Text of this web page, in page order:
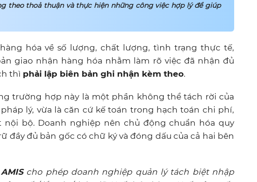
theo thoả thuận và thực hiện những công việc hợp lý để giúp
hóa về số lượng, chất lượng, tình trạng thực tế,
giao nhận hàng hóa nhằm làm rõ việc đã nhận đủ
thì phải lập biên bản ghi nhận kèm theo.
trường hợp này là một phần không thể tách rời của
lý, vừa là căn cứ kế toán trong hạch toán chi phí,
bộ. Doanh nghiệp nên chủ động chuẩn hóa quy
đủ bản gốc có chữ ký và đóng dấu của cả hai bên
cho phép doanh nghiệp quản lý tách biệt nhập